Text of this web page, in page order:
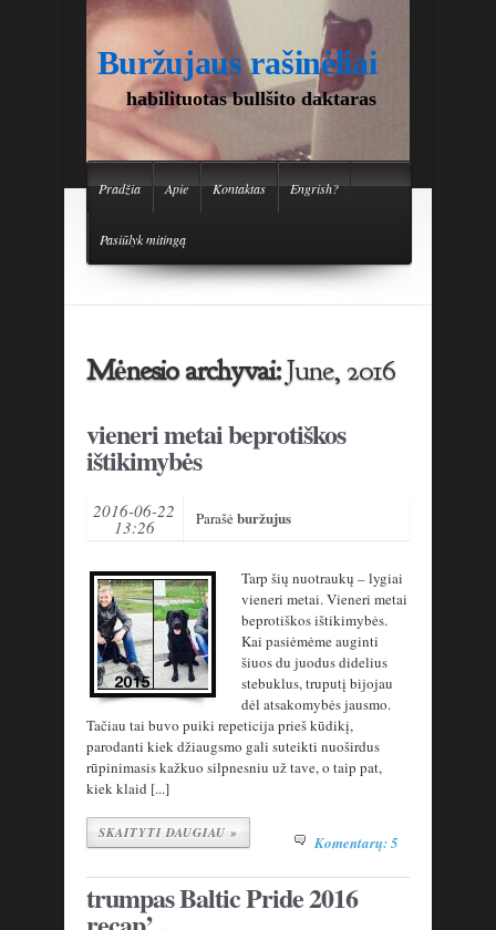
Buržujaus rašinėliai
habilituotas bullšito daktaras
Pradžia Apie Kontaktas Engrish?
Pasiūlyk mitingą
Mėnesio archyvai:June, 2016
vieneri metai beprotiškos
ištikimybės
2016-06-22
13:26 Parašėburžujus
Tarp šių nuotraukų – lygiai
vieneri metai. Vieneri metai
beprotiškos ištikimybės.
Kai pasiėmėme auginti
šiuos du juodus didelius
stebuklus, truputį bijojau
dėl atsakomybės jausmo.
Tačiau tai buvo puiki repeticija prieš kūdikį,
parodanti kiek džiaugsmo gali suteikti nuoširdus
rūpinimasis kažkuo silpnesniu už tave, o taip pat,
kiek klaid [...]
SKAITYTI DAUGIAU » Komentarų: 5
trumpas Baltic Pride 2016